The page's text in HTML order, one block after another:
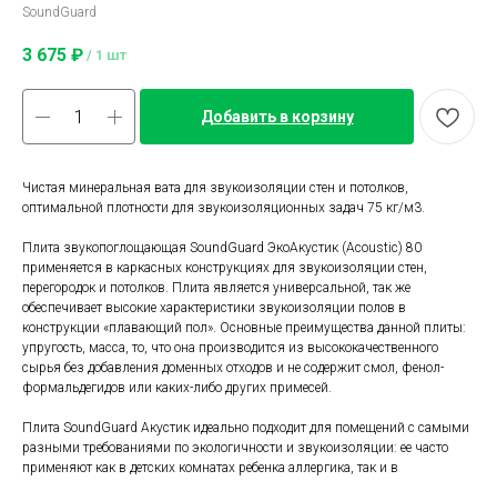
SoundGuard
3 675 ₽ / 1 шт
Добавить в корзину
Чистая минеральная вата для звукоизоляции стен и потолков,
оптимальной плотности для звукоизоляционных задач 75 кг/м3.
Плита звукопоглощающая SoundGuard ЭкоАкустик (Аcoustic) 80
применяется в каркасных конструкциях для звукоизоляции стен,
перегородок и потолков. Плита является универсальной, так же
обеспечивает высокие характеристики звукоизоляции полов в
конструкции «плавающий пол». Основные преимущества данной плиты:
упругость, масса, то, что она производится из высококачественного
сырья без добавления доменных отходов и не содержит смол, фенол-
формальдегидов или каких-либо других примесей.
Плита SoundGuard Акустик идеально подходит для помещений с самыми
разными требованиями по экологичности и звукоизоляции: ее часто
применяют как в детских комнатах ребенка аллергика, так и в